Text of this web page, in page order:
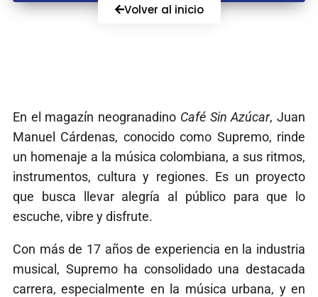
Volver al inicio
En el magazín neogranadino Café Sin Azúcar, Juan
Manuel Cárdenas, conocido como Supremo, rinde
un homenaje a la música colombiana, a sus ritmos,
instrumentos, cultura y regiones. Es un proyecto
que busca llevar alegría al público para que lo
escuche, vibre y disfrute.
Con más de 17 años de experiencia en la industria
musical, Supremo ha consolidado una destacada
carrera, especialmente en la música urbana, y en